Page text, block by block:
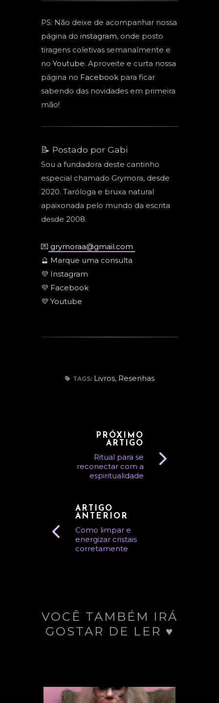
PS: Não deixe de acompanhar nossa
página do instagram, onde posto
tiragens coletivas semanalmente e
no Youtube. Aproveite e curta nossa
página no Facebook para ficar
sabendo das novidades em primeira
mão!
📝 Postado por Gabi
Sou a fundadora deste cantinho
especial chamado Grymora, desde
2020. Taróloga e bruxa natural
apaixonada pelo mundo da escrita
desde 2008.
💌 grymoraa@gmail.com
🔮 Marque uma consulta
💜 Instagram
💜 Facebook
💜 Youtube
TAGS: Livros, Resenhas
PRÓXIMO
ARTIGO
Ritual para se
reconectar com a
espiritualidade
ARTIGO
ANTERIOR
Como limpar e
energizar cristais
corretamente
VOCÊ TAMBÉM IRÁ
GOSTAR DE LER ♥